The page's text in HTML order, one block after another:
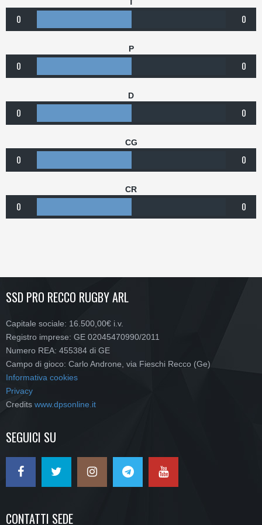
0 0
P
0 0
D
0 0
CG
0 0
CR
0 0
SSD PRO RECCO RUGBY ARL
Capitale sociale: 16.500,00€ i.v.
Registro imprese: GE 02045470990/2011
Numero REA: 455384 di GE
Campo di gioco: Carlo Androne, via Fieschi Recco (Ge)
Informativa cookies
Privacy
Credits www.dpsonline.it
SEGUICI SU
CONTATTI SEDE